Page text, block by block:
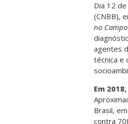
Dia 12
(CNBB),
no
agentes
técnica e
Em
Brasil,
contra